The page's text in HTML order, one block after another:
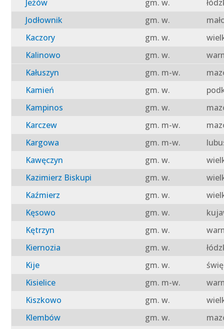
Jeżów
gm. w.
Jodłownik
gm. w.
Kaczory
gm. w.
Kalinowo
gm. w.
Kałuszyn
gm. m-w.
Kamień
gm. w.
Kampinos
gm. w.
Karczew
gm. m-w.
Kargowa
gm. m-w.
Kawęczyn
gm. w.
Kazimierz Biskupi
gm. w.
Kaźmierz
gm. w.
Kęsowo
gm. w.
Kętrzyn
gm. w.
Kiernozia
gm. w.
Kije
gm. w.
Kisielice
gm. m-w.
Kiszkowo
gm. w.
Klembów
gm. w.